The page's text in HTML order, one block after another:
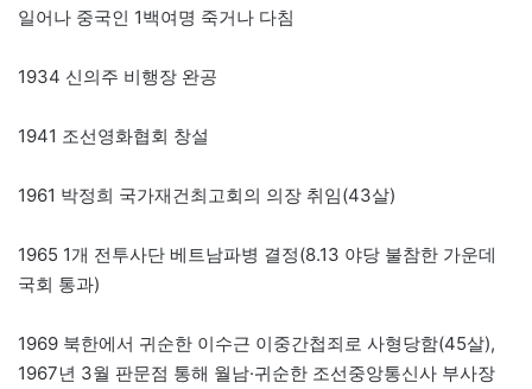
일어나 중국인 1백여명 죽거나 다침
1934 신의주 비행장 완공
1941 조선영화협회 창설
1961 박정희 국가재건최고회의 의장 취임(43살)
1965 1개 전투사단 베트남파병 결정(8.13 야당 불참한 가운데
국회 통과)
1969 북한에서 귀순한 이수근 이중간첩죄로 사형당함(45살),
1967년 3월 판문점 통해 월남·귀순한 조선중앙통신사 부사장